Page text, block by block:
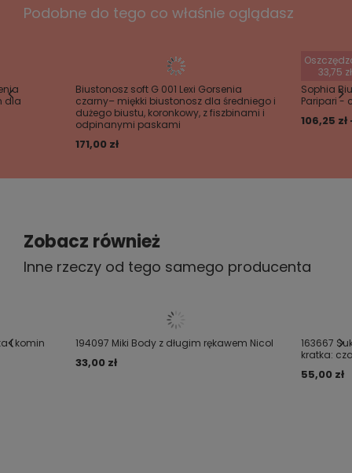
Twój email
Wyślij opinię
Podobne do tego co właśnie oglądasz
dla
Biustonosz soft G 001 Lexi Gorsenia
czarny– miękki biustonosz dla średniego i
dużego biustu, koronkowy, z fiszbinami i
odpinanymi paskami
171,00 zł
33,75 zł
Sophia
Paripari -
106,25 zł
Zobacz również
Inne rzeczy od tego samego producenta
i komin 194097 Miki Body z długim rękawem Nicol
33,00 zł
163667
kratka:
55,00 zł